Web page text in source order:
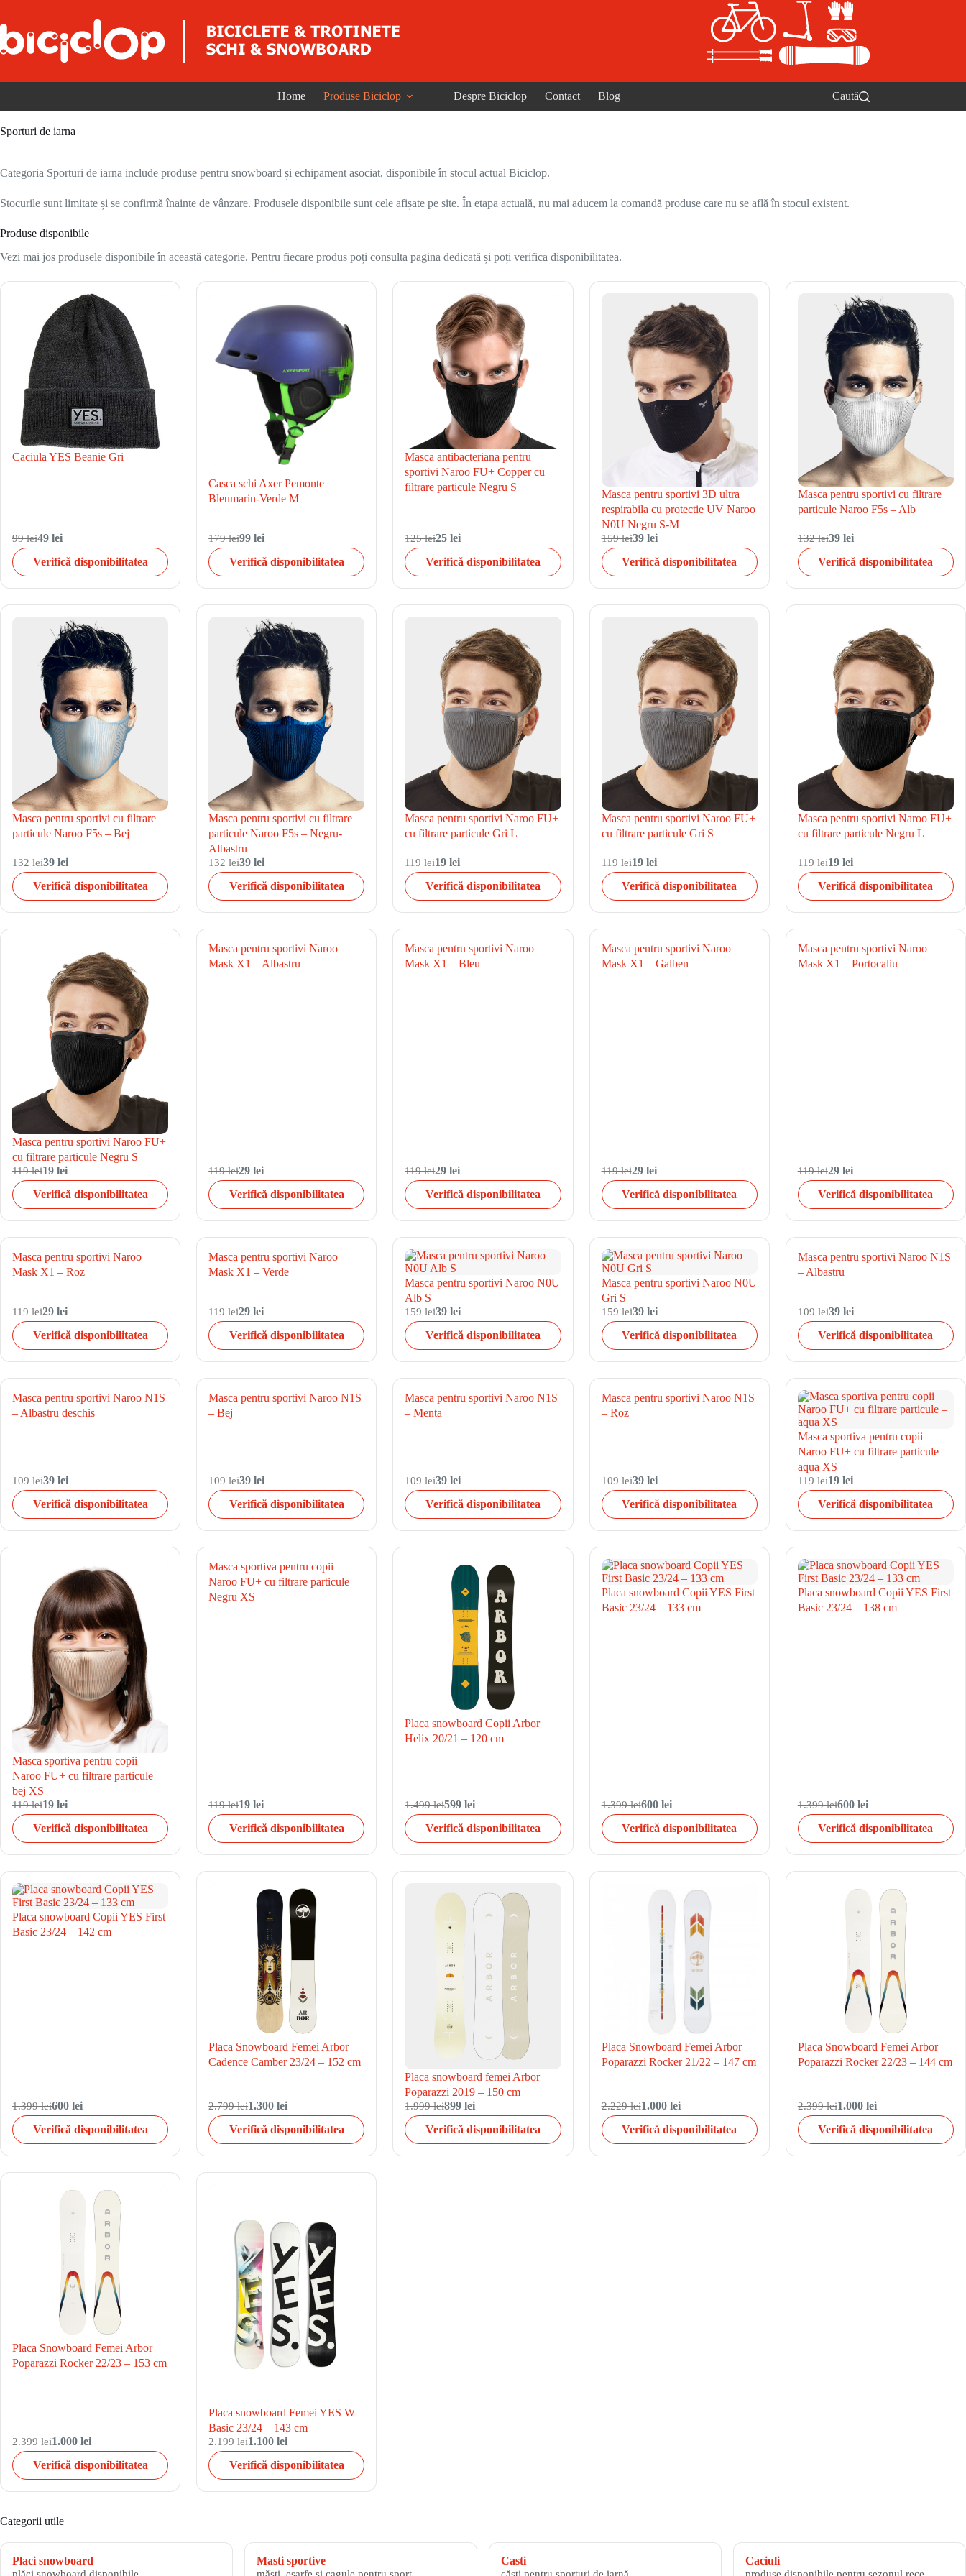
Home Produse Biciclop Despre Biciclop Contact Blog Caută
Sporturi de iarna
Categoria Sporturi de iarna include produse pentru snowboard și echipament asociat, disponibile în stocul actual Biciclop.
Stocurile sunt limitate și se confirmă înainte de vânzare. Produsele disponibile sunt cele afișate pe site. În etapa actuală, nu mai aducem la comandă produse care nu se află în stocul existent.
Produse disponibile
Vezi mai jos produsele disponibile în această categorie. Pentru fiecare produs poți consulta pagina dedicată și poți verifica disponibilitatea.
Caciula YES Beanie Gri
99 lei49 lei
Verifică disponibilitatea
Casca schi Axer Pemonte
Bleumarin-Verde M
179 lei99 lei
Verifică disponibilitatea
Masca antibacteriana pentru
sportivi Naroo FU+ Copper cu
filtrare particule Negru S
125 lei25 lei
Verifică disponibilitatea
Masca pentru sportivi 3D ultra
respirabila cu protectie UV Naroo
N0U Negru S-M
159 lei39 lei
Verifică disponibilitatea
Masca pentru sportivi cu filtrare
particule Naroo F5s – Alb
132 lei39 lei
Verifică disponibilitatea
Masca pentru sportivi cu filtrare
particule Naroo F5s – Bej
132 lei39 lei
Verifică disponibilitatea
Masca pentru sportivi cu filtrare
particule Naroo F5s – Negru-
Albastru
132 lei39 lei
Verifică disponibilitatea
Masca pentru sportivi Naroo FU+
cu filtrare particule Gri L
119 lei19 lei
Verifică disponibilitatea
Masca pentru sportivi Naroo FU+
cu filtrare particule Gri S
119 lei19 lei
Verifică disponibilitatea
Masca pentru sportivi Naroo FU+
cu filtrare particule Negru L
119 lei19 lei
Verifică disponibilitatea
Masca pentru sportivi Naroo FU+
cu filtrare particule Negru S
119 lei19 lei
Verifică disponibilitatea
Masca pentru sportivi Naroo
Mask X1 – Albastru
119 lei29 lei
Verifică disponibilitatea
Masca pentru sportivi Naroo
Mask X1 – Bleu
119 lei29 lei
Verifică disponibilitatea
Masca pentru sportivi Naroo
Mask X1 – Galben
119 lei29 lei
Verifică disponibilitatea
Masca pentru sportivi Naroo
Mask X1 – Portocaliu
119 lei29 lei
Verifică disponibilitatea
Masca pentru sportivi Naroo
Mask X1 – Roz
119 lei29 lei
Verifică disponibilitatea
Masca pentru sportivi Naroo
Mask X1 – Verde
119 lei29 lei
Verifică disponibilitatea
Masca pentru sportivi Naroo N0U
Alb S
159 lei39 lei
Verifică disponibilitatea
Masca pentru sportivi Naroo N0U
Gri S
159 lei39 lei
Verifică disponibilitatea
Masca pentru sportivi Naroo N1S
– Albastru
109 lei39 lei
Verifică disponibilitatea
Masca pentru sportivi Naroo N1S
– Albastru deschis
109 lei39 lei
Verifică disponibilitatea
Masca pentru sportivi Naroo N1S
– Bej
109 lei39 lei
Verifică disponibilitatea
Masca pentru sportivi Naroo N1S
– Menta
109 lei39 lei
Verifică disponibilitatea
Masca pentru sportivi Naroo N1S
– Roz
109 lei39 lei
Verifică disponibilitatea
Masca sportiva pentru copii
Naroo FU+ cu filtrare particule –
aqua XS
119 lei19 lei
Verifică disponibilitatea
Masca sportiva pentru copii
Naroo FU+ cu filtrare particule –
bej XS
119 lei19 lei
Verifică disponibilitatea
Masca sportiva pentru copii
Naroo FU+ cu filtrare particule –
Negru XS
119 lei19 lei
Verifică disponibilitatea
Placa snowboard Copii Arbor
Helix 20/21 – 120 cm
1.499 lei599 lei
Verifică disponibilitatea
Placa snowboard Copii YES First
Basic 23/24 – 133 cm
1.399 lei600 lei
Verifică disponibilitatea
Placa snowboard Copii YES First
Basic 23/24 – 138 cm
1.399 lei600 lei
Verifică disponibilitatea
Placa snowboard Copii YES First
Basic 23/24 – 142 cm
1.399 lei600 lei
Verifică disponibilitatea
Placa Snowboard Femei Arbor
Cadence Camber 23/24 – 152 cm
2.799 lei1.300 lei
Verifică disponibilitatea
Placa snowboard femei Arbor
Poparazzi 2019 – 150 cm
1.999 lei899 lei
Verifică disponibilitatea
Placa Snowboard Femei Arbor
Poparazzi Rocker 21/22 – 147 cm
2.229 lei1.000 lei
Verifică disponibilitatea
Placa Snowboard Femei Arbor
Poparazzi Rocker 22/23 – 144 cm
2.399 lei1.000 lei
Verifică disponibilitatea
Placa Snowboard Femei Arbor
Poparazzi Rocker 22/23 – 153 cm
2.399 lei1.000 lei
Verifică disponibilitatea
Placa snowboard Femei YES W
Basic 23/24 – 143 cm
2.199 lei1.100 lei
Verifică disponibilitatea
Categorii utile
Placi snowboard
plăci snowboard disponibile
Masti sportive
măști, eșarfe și cagule pentru sport
Casti
căști pentru sporturi de iarnă
Caciuli
produse disponibile pentru sezonul rece